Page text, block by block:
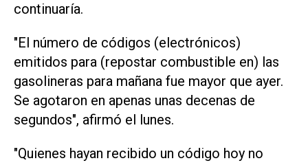
continuaría.
"El número de códigos (electrónicos)
emitidos para (repostar combustible en) las
‌gasolineras para mañana fue mayor que ayer.
Se agotaron en apenas unas decenas de
segundos", afirmó el lunes.
"Quienes hayan ‌recibido un código ⁠hoy no